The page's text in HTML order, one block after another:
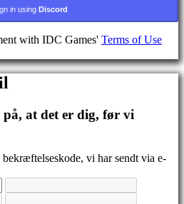
in using Discord
with IDC Games' Terms of Use
at det er dig, før vi
vi har sendt via e-